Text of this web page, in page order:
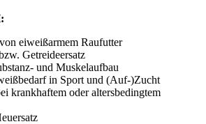
eiweißarmem Raufutter
Getreideersatz
und Muskelaufbau
in Sport und (Auf-)Zucht
krankhaftem oder altersbedingtem